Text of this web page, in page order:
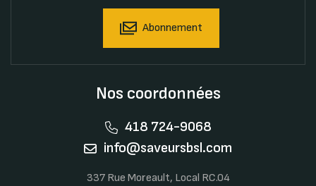
Abonnement
Nos coordonnées
418 724-9068
info@saveursbsl.com
337 Rue Moreault, Local RC.04